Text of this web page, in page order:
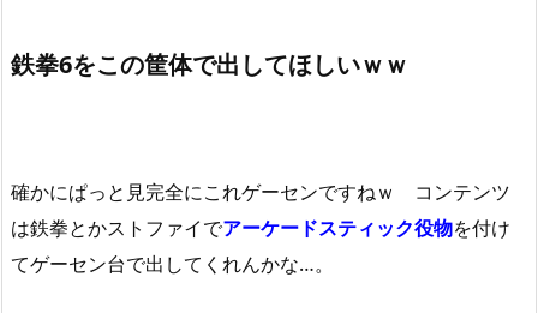
鉄拳6をこの筐体で出してほしいｗｗ
確かにぱっと見完全にこれゲーセンですねｗ コンテンツ
は鉄拳とかストファイでアーケードスティック役物を付け
てゲーセン台で出してくれんかな…。